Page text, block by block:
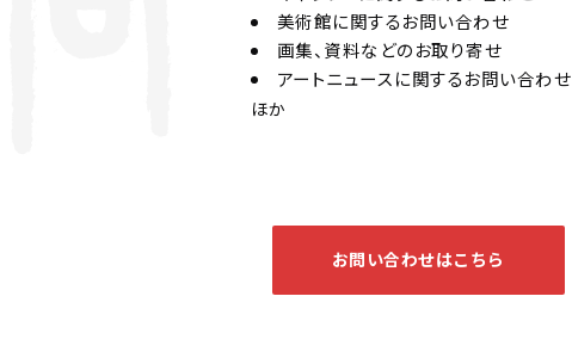
美術館に関するお問い合わせ
画集、資料などのお取り寄せ
アートニュースに関するお問い合わせ
ほか
お問い合わせはこちら